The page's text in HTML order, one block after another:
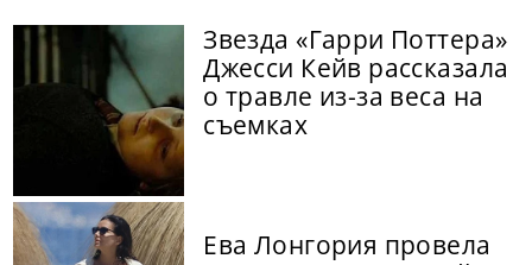
Звезда «Гарри Поттера»
Джесси Кейв рассказала
о травле из-за веса на
съемках
Ева Лонгория провела